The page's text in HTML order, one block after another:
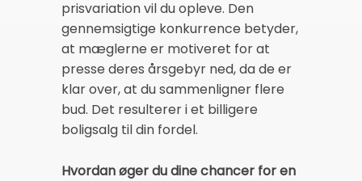
prisvariation vil du opleve. Den
gennemsigtige konkurrence betyder,
at mæglerne er motiveret for at
presse deres årsgebyr ned, da de er
klar over, at du sammenligner flere
bud. Det resulterer i et billigere
boligsalg til din fordel.
Hvordan øger du dine chancer for en